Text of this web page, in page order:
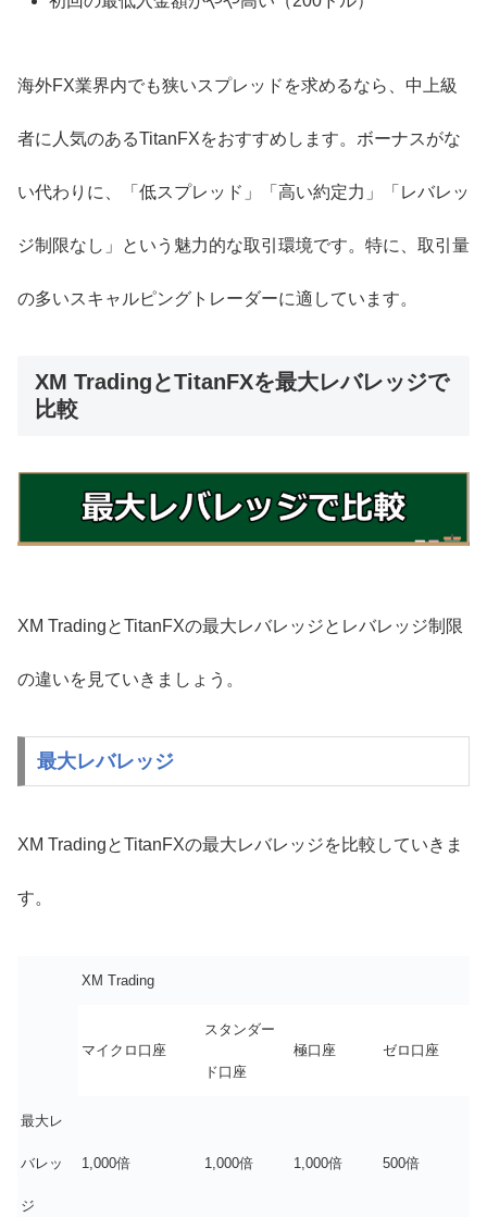
海外FX業界内でも狭いスプレッドを求めるなら、中上級
者に人気のあるTitanFXをおすすめします。ボーナスがな
い代わりに、「低スプレッド」「高い約定力」「レバレッ
ジ制限なし」という魅力的な取引環境です。特に、取引量
の多いスキャルピングトレーダーに適しています。
XM TradingとTitanFXを最大レバレッジで
比較
XM TradingとTitanFXの最大レバレッジとレバレッジ制限
の違いを見ていきましょう。
最大レバレッジ
XM TradingとTitanFXの最大レバレッジを比較していきま
す。
XM Trading
マイクロ口座
スタンダー
ド口座
極口座 ゼロ口座
最大レ
バレッ
ジ
1,000倍 1,000倍 1,000倍 500倍